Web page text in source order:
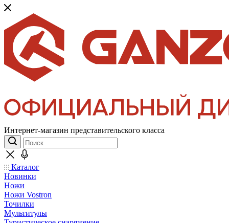
Интернет-магазин представительского класса
Каталог
Новинки
Ножи
Ножи Vostron
Точилки
Мультитулы